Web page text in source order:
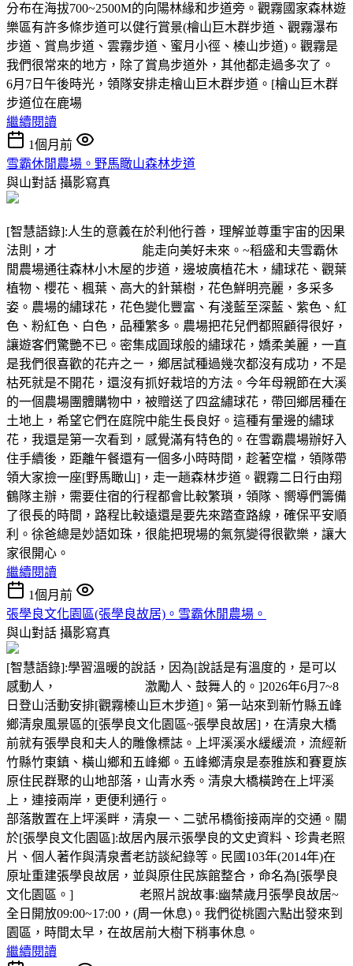
分布在海拔700~2500M的向陽林緣和步道旁。觀霧國家森林遊
樂區有許多條步道可以健行賞景(檜山巨木群步道、觀霧瀑布
步道、賞鳥步道、雲霧步道、蜜月小徑、榛山步道)。觀霧是
我們很常來的地方，除了賞鳥步道外，其他都走過多次了。
6月7日午後時光，領隊安排走檜山巨木群步道。[檜山巨木群
步道位在鹿場
繼續閱讀
1個月前
雪霸休閒農場。野馬瞰山森林步道
與山對話 攝影寫真
[智慧語錄]:人生的意義在於利他行善，理解並尊重宇宙的因果
法則，才 能走向美好未來。~稻盛和夫雪霸休
閒農場通往森林小木屋的步道，邊坡廣植花木，繡球花、觀葉
植物、櫻花、楓葉、高大的針葉樹，花色鮮明亮麗，多采多
姿。農場的繡球花，花色變化豐富、有淺藍至深藍、紫色、紅
色、粉紅色、白色，品種繁多。農場把花兒們都照顧得很好，
讓遊客們驚艷不已。密集成圓球般的繡球花，嬌柔美麗，一直
是我們很喜歡的花卉之ㄧ，鄉居試種過幾次都沒有成功，不是
枯死就是不開花，還沒有抓好栽培的方法。今年母親節在大溪
的一個農場團體購物中，被贈送了四盆繡球花，帶回鄉居種在
土地上，希望它們在庭院中能生長良好。這種有暈邊的繡球
花，我還是第一次看到，感覺滿有特色的。在雪霸農場辦好入
住手續後，距離午餐還有一個多小時時間，趁著空檔，領隊帶
領大家撿一座[野馬瞰山]，走一趟森林步道。觀霧二日行由翔
鶴隊主辦，需要住宿的行程都會比較繁瑣，領隊、嚮導們籌備
了很長的時間，路程比較遠還是要先來踏查路線，確保平安順
利。徐爸總是妙語如珠，很能把現場的氣氛變得很歡樂，讓大
家很開心。
繼續閱讀
1個月前
張學良文化園區(張學良故居)。雪霸休閒農場。
與山對話 攝影寫真
[智慧語錄]:學習溫暖的說話，因為[說話是有溫度的，是可以
感動人， 激勵人、鼓舞人的。]2026年6月7~8
日登山活動安排[觀霧榛山巨木步道]。第一站來到新竹縣五峰
鄉清泉風景區的[張學良文化園區~張學良故居]，在清泉大橋
前就有張學良和夫人的雕像標誌。上坪溪溪水緩緩流，流經新
竹縣竹東鎮、橫山鄉和五峰鄉。五峰鄉清泉是泰雅族和賽夏族
原住民群聚的山地部落，山青水秀。清泉大橋橫跨在上坪溪
上，連接兩岸，更便利通行。
部落散置在上坪溪畔，清泉一、二號吊橋銜接兩岸的交通。關
於[張學良文化園區]:故居內展示張學良的文史資料、珍貴老照
片、個人著作與清泉耆老訪談紀錄等。民國103年(2014年)在
原址重建張學良故居，並與原住民族館整合，命名為[張學良
文化園區。] 老照片說故事:幽禁歲月張學良故居~
全日開放09:00~17:00，(周一休息)。我們從桃園六點出發來到
園區，時間太早，在故居前大樹下稍事休息。
繼續閱讀